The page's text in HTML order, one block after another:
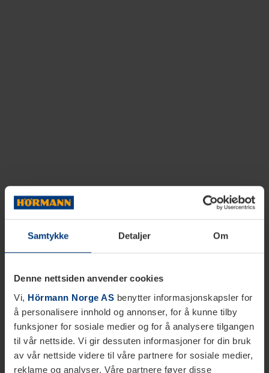
Samtykke Detaljer Om
Denne nettsiden anvender cookies
Vi, Hörmann Norge AS benytter informasjonskapsler for
å personalisere innhold og annonser, for å kunne tilby
funksjoner for sosiale medier og for å analysere tilgangen
til vår nettside. Vi gir dessuten informasjoner for din bruk
av vår nettside videre til våre partnere for sosiale medier,
reklame og analyser. Våre partnere føyer disse